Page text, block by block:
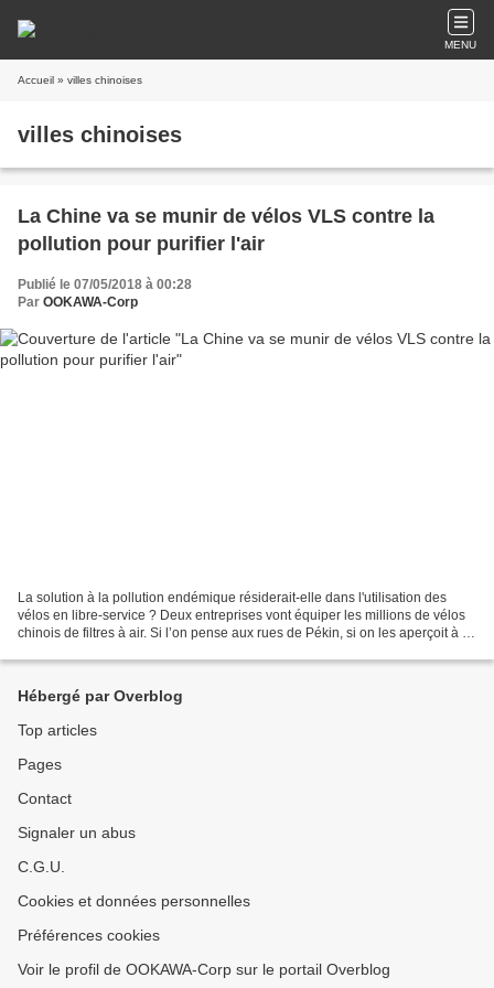
MENU
Accueil » villes chinoises
villes chinoises
La Chine va se munir de vélos VLS contre la
pollution pour purifier l'air
Publié le 07/05/2018 à 00:28
Par OOKAWA-Corp
La solution à la pollution endémique résiderait-elle dans l'utilisation des
vélos en libre-service ? Deux entreprises vont équiper les millions de vélos
chinois de filtres à air. Si l’on pense aux rues de Pékin, si on les aperçoit à la
Hébergé par Overblog
Top articles
Pages
Contact
Signaler un abus
C.G.U.
Cookies et données personnelles
Préférences cookies
Voir le profil de OOKAWA-Corp sur le portail Overblog